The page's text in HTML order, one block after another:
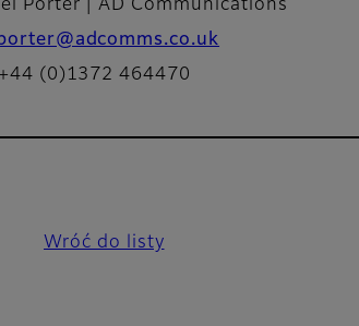
Porter | AD Communications
+44 (0)1372 464470
Wróć do listy